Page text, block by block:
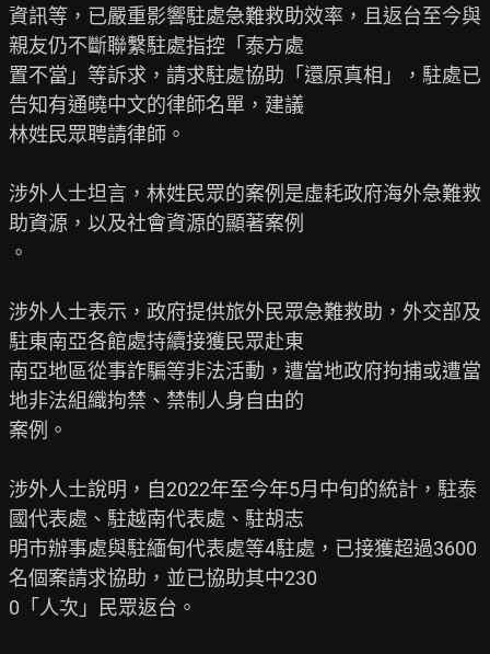
資訊等，已嚴重影響駐處急難救助效率，且返台至今與
親友仍不斷聯繫駐處指控「泰方處
置不當」等訴求，請求駐處協助「還原真相」，駐處已
告知有通曉中文的律師名單，建議
林姓民眾聘請律師。
涉外人士坦言，林姓民眾的案例是虛耗政府海外急難救
助資源，以及社會資源的顯著案例
。
涉外人士表示，政府提供旅外民眾急難救助，外交部及
駐東南亞各館處持續接獲民眾赴東
南亞地區從事詐騙等非法活動，遭當地政府拘捕或遭當
地非法組織拘禁、禁制人身自由的
案例。
涉外人士說明，自2022年至今年5月中旬的統計，駐泰
國代表處、駐越南代表處、駐胡志
明市辦事處與駐緬甸代表處等4駐處，已接獲超過3600
名個案請求協助，並已協助其中230
0「人次」民眾返台。